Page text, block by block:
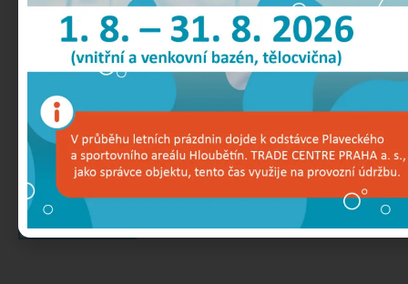
slaná voda má přirozené antiseptické účinky,
nezpůsobuje pálení a červenání očí.
slaná voda uvolňuje svalstvo, působí regeneračně na
nervovou soustavu a tím vytváří pocit svěžesti moře.
slaná voda je v Hloubětíně v koncentraci 0,5 % na litr
– pro zajímavost moře má salinitu od 2 do 3,8 % na
litr.
Akceptujeme pouze kartu MULTISPORT BENEFIT
O NÁS